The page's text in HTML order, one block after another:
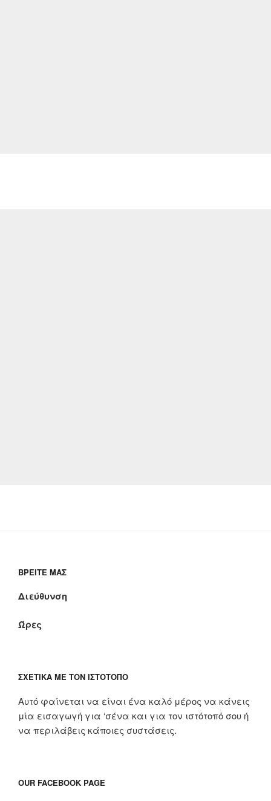
ΒΡΕΊΤΕ ΜΑΣ
Διεύθυνση
Ώρες
ΣΧΕΤΙΚΆ ΜΕ ΤΟΝ ΙΣΤΌΤΟΠΟ
Αυτό φαίνεται να είναι ένα καλό μέρος να κάνεις
μία εισαγωγή για ‘σένα και για τον ιστότοπό σου ή
να περιλάβεις κάποιες συστάσεις.
OUR FACEBOOK PAGE